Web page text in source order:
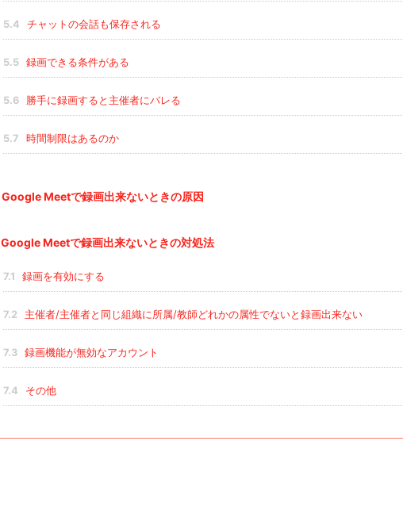
5.4 チャットの会話も保存される
5.5 録画できる条件がある
5.6 勝手に録画すると主催者にバレる
5.7 時間制限はあるのか
Google Meetで録画出来ないときの原因
Google Meetで録画出来ないときの対処法
7.1 録画を有効にする
7.2 主催者/主催者と同じ組織に所属/教師どれかの属性でないと録画出来ない
7.3 録画機能が無効なアカウント
7.4 その他